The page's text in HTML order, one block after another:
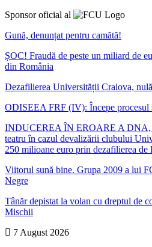
Sponsor oficial al
Gună, denunțat pentru camătă!
ȘOC! Fraudă de peste un miliard de
din România
Dezafilierea Universității Craiova,
ODISEEA FRF (IV): Începe procesul
INDUCEREA ÎN EROARE A
teatru în cazul devalizării clubului
250 milioane euro prin dezafilierea de
Viitorul sună bine. Grupa 2009 a lui
Negre
Tânăr depistat la volan cu dreptul de
Mischii
7 August 2026